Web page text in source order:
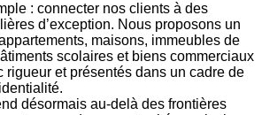
: connecter nos clients à des
d’exception. Nous proposons un
maisons, immeubles de
scolaires et biens commerciaux
et présentés dans un cadre de
désormais au-delà des frontières